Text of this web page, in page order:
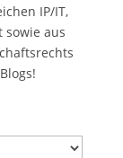
IP/IT,
sowie aus